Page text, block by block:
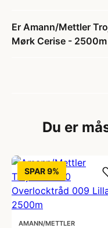
Er Amann/Mettler
Mørk Cerise -
Du er
SPAR 9%
AMANN/METTLER